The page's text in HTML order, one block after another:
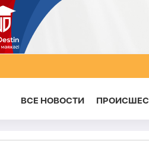
ВСЕ НОВОСТИ